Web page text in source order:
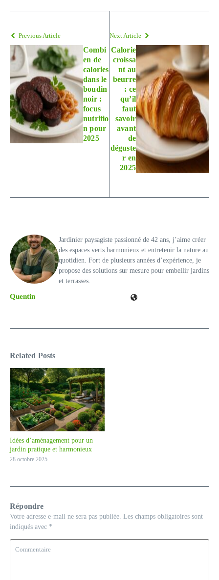
Previous Article
Combi
en de
calories
dans le
boudin
noir :
focus
nutritio
n pour
2025
Next Article
Calorie
croissa
nt au
beurre
: ce
qu’il
faut
savoir
avant
de
déguste
r en
2025
Quentin
Jardinier paysagiste passionné de 42 ans, j’aime créer
des espaces verts harmonieux et entretenir la nature au
quotidien. Fort de plusieurs années d’expérience, je
propose des solutions sur mesure pour embellir jardins
et terrasses.
Related Posts
Idées d’aménagement pour un
jardin pratique et harmonieux
28 octobre 2025
Répondre
Votre adresse e-mail ne sera pas publiée. Les champs obligatoires sont
indiqués avec *